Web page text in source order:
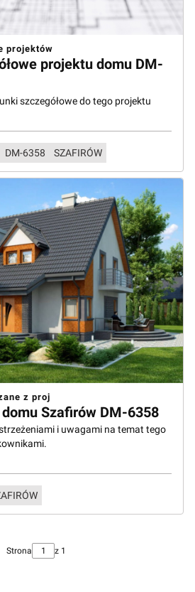
projektów
projektu domu DM-
szczegółowe do tego projektu
DM-6358 SZAFIRÓW
z proj
Szafirów DM-6358
i uwagami na temat tego
Strona z 1